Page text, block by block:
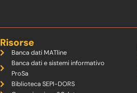
Risorse
Banca dati MATline
Banca dati e sistemi informativo
ProSa
Biblioteca SEPI-DORS